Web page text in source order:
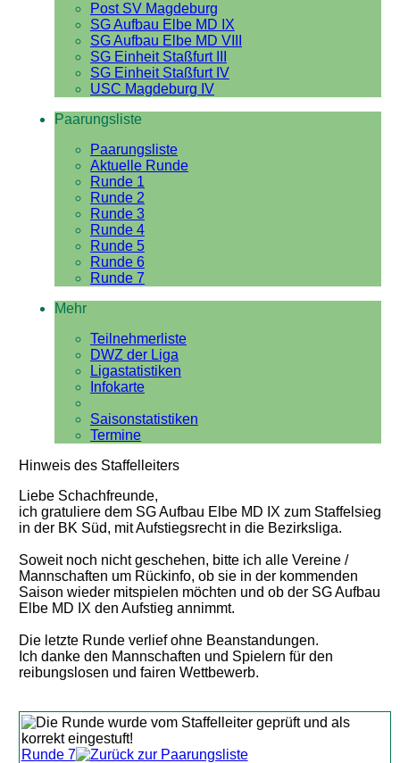
Post SV Magdeburg
SG Aufbau Elbe MD IX
SG Aufbau Elbe MD VIII
SG Einheit Staßfurt III
SG Einheit Staßfurt IV
USC Magdeburg IV
Paarungsliste
Paarungsliste
Aktuelle Runde
Runde 1
Runde 2
Runde 3
Runde 4
Runde 5
Runde 6
Runde 7
Mehr
Teilnehmerliste
DWZ der Liga
Ligastatistiken
Infokarte
Saisonstatistiken
Termine
Hinweis des Staffelleiters
Liebe Schachfreunde,
ich gratuliere dem SG Aufbau Elbe MD IX zum Staffelsieg
in der BK Süd, mit Aufstiegsrecht in die Bezirksliga.
Soweit noch nicht geschehen, bitte ich alle Vereine /
Mannschaften um Rückinfo, ob sie in der kommenden
Saison wieder mitspielen möchten und ob der SG Aufbau
Elbe MD IX den Aufstieg annimmt.
Die letzte Runde verlief ohne Beanstandungen.
Ich danke den Mannschaften und Spielern für den
reibungslosen und fairen Wettbewerb.
Runde 7